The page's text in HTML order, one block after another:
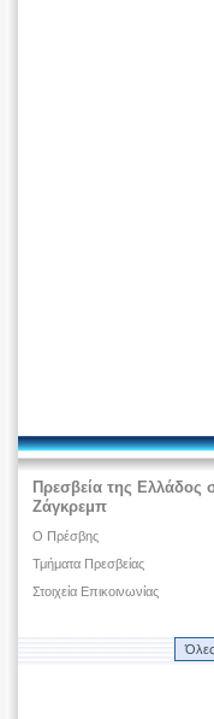
Πρεσβεία της Ελλάδος
Ζάγκρεμπ
Ο Πρέσβης
Τμήματα Πρεσβείας
Στοιχεία Επικοινωνίας
Όλες